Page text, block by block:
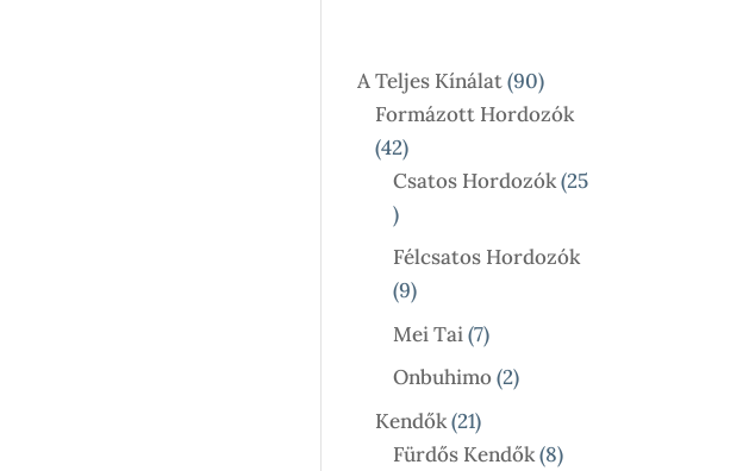
A Teljes Kínálat 9090
Termék
Formázott Hordozók
4242
Termék
Csatos Hordozók 25
25
Termék
Félcsatos Hordozók
99
Termék
Mei Tai 77
Termék
Onbuhimo 22
Kendők 2121
Termék
Fürdős Kendők 88